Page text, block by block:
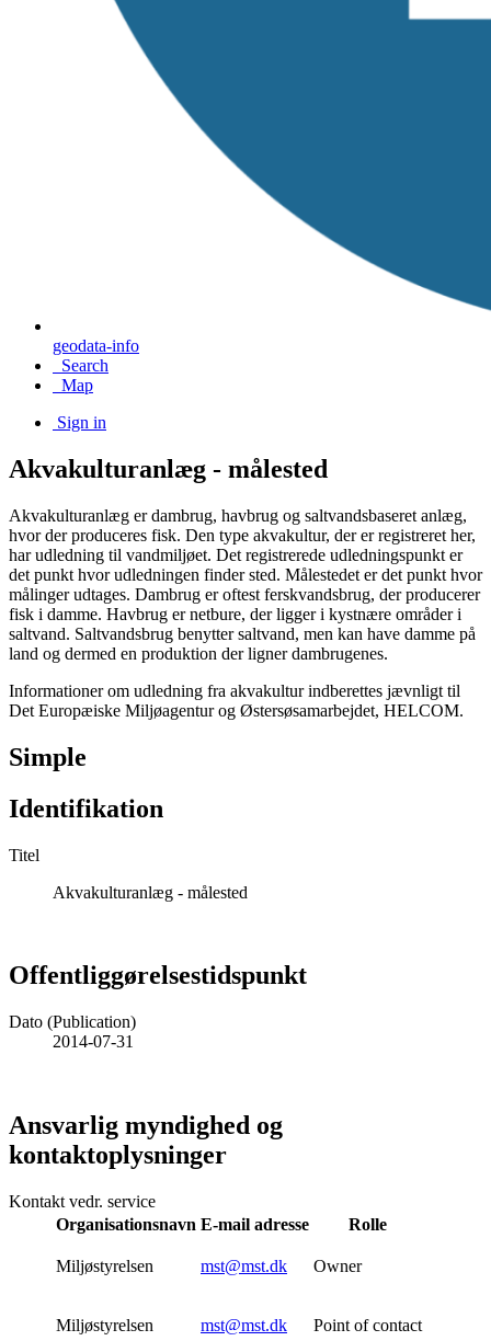
geodata-info
Search
Map
Sign in
Akvakulturanlæg - målested
Akvakulturanlæg er dambrug, havbrug og saltvandsbaseret anlæg,
hvor der produceres fisk. Den type akvakultur, der er registreret her,
har udledning til vandmiljøet. Det registrerede udledningspunkt er
det punkt hvor udledningen finder sted. Målestedet er det punkt hvor
målinger udtages. Dambrug er oftest ferskvandsbrug, der producerer
fisk i damme. Havbrug er netbure, der ligger i kystnære områder i
saltvand. Saltvandsbrug benytter saltvand, men kan have damme på
land og dermed en produktion der ligner dambrugenes.
Informationer om udledning fra akvakultur indberettes jævnligt til
Det Europæiske Miljøagentur og Østersøsamarbejdet, HELCOM.
Simple
Identifikation
Titel
Akvakulturanlæg - målested
Offentliggørelsestidspunkt
Dato (Publication)
2014-07-31
Ansvarlig myndighed og
kontaktoplysninger
Kontakt vedr. service
Organisationsnavn E-mail adresse Rolle
Miljøstyrelsen mst@mst.dk Owner
Miljøstyrelsen mst@mst.dk Point of contact